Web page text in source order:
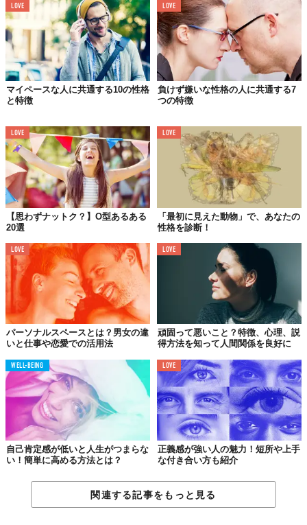
くことができるため、成長スピードが比較的早いのも特徴です。
3｜ 愛嬌がある
天真爛漫な人は愛嬌があり、周囲には好意的に見られます。同僚
や後輩にいればとてもかわいがられることでしょう。話を素直に
聞いて積極的に色々な質問をしてくる姿は、とても教えがいがあ
素直でまっすぐな様子に、異性としての魅力を感じるのです。
4｜素直で真っ直ぐな性格
天真爛漫な人の話は、思っていることをそのまま表しています。
そのため時には相手を驚かせたり、不愉快にさせたりすることが
なく表現ができるのです。そして素直に話ができるということは
相手に心を開いているということで、この人は「私を信頼してく
れている」と相手の警戒心も解くことができます。
5｜一度信じたことは突き進む
す。疑問はすぐに口に出すため解決も早く、納得すればそのまま
進んでいくという存外合理的な考えです。何かを信じるというの
はなかなか難しいことですが、天真爛漫な人は素直さゆえに信じ
抜くことができます。
6｜良くも悪くも鈍感
天真爛漫な人には欠点となりうる部分もあり、良くも悪くも鈍感
です。天真爛漫の類語として純真無垢という言葉があります。言
LOVE
マイペースな人に共通する10の性格
と特徴
LOVE
負けず嫌いな性格の人に共通する7
つの特徴
LOVE
【思わずナットク？】O型あるある
20選
LOVE
「最初に見えた動物」で、あなたの
性格を診断！
LOVE
パーソナルスペースとは？男女の違
いと仕事や恋愛での活用法
LOVE
頑固って悪いこと？特徴、心理、説
得方法を知って人間関係を良好に
WELL-BEING
自己肯定感が低いと人生がつまらな
い！簡単に高める方法とは？
LOVE
正義感が強い人の魅力！短所や上手
な付き合い方も紹介
関連する記事をもっと見る